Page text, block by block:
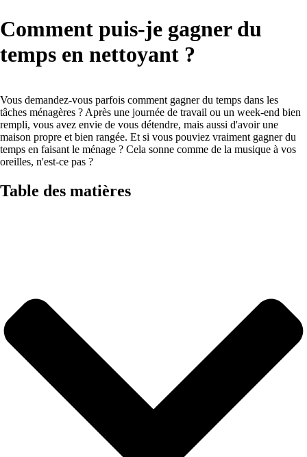
Comment puis-je gagner du
temps en nettoyant ?
Vous demandez-vous parfois comment gagner du temps dans les
tâches ménagères ? Après une journée de travail ou un week-end bien
rempli, vous avez envie de vous détendre, mais aussi d'avoir une
maison propre et bien rangée. Et si vous pouviez vraiment gagner du
temps en faisant le ménage ? Cela sonne comme de la musique à vos
oreilles, n'est-ce pas ?
Table des matières